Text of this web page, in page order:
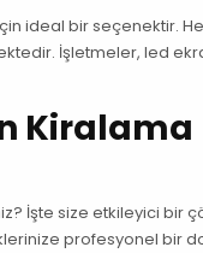
ideal bir seçenektir.
İşletmeler, led
Kiralama
İşte size etkileyici bir
profesyonel bir